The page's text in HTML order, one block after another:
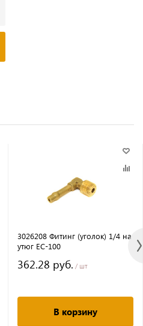
3026208 Фитинг (уголок) 1/4 на
утюг ЕС-100
362.28 руб. / шт
В корзину